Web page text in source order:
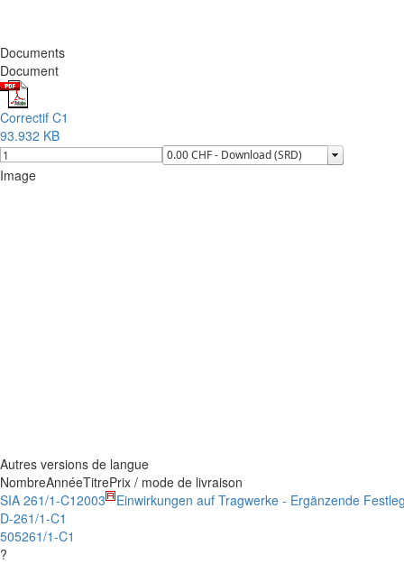
Documents
Document
Correctif C1
93.932 KB
Image
Autres versions de langue
NombreAnnéeTitrePrix / mode de livraison
SIA 261/1-C1
D-261/1-C1
505261/1-C1
?
2003 Einwirkungen auf Tragwerke - Ergänzende